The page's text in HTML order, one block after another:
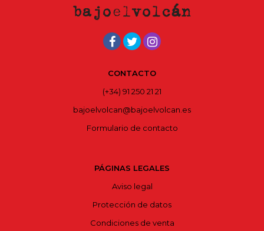
CONTACTO
(+34) 91 250 21 21
bajoelvolcan@bajoelvolcan.es
Formulario de contacto
PÁGINAS LEGALES
Aviso legal
Protección de datos
Condiciones de venta